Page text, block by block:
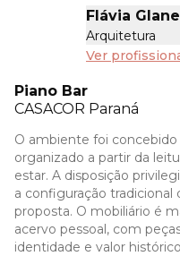
Flávia
Arquitetura
Ver
Piano Bar
CASACOR Paraná
O ambiente foi
organizado a partir da
estar. A disposição
a configuração tradicional
proposta. O mobiliário é
acervo pessoal, com
identidade e valor